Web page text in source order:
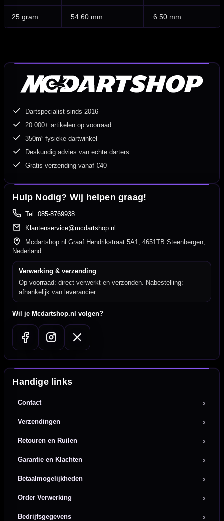
25 gram 54.60 mm 6.50 mm
Dartspecialist sinds 2016
20.000+ artikelen op voorraad
350m² fysieke dartwinkel
Deskundig advies van echte darters
Gratis verzending vanaf €40
Hulp Nodig? Wij helpen graag!
Tel: 085-8769938
Klantenservice@mcdartshop.nl
Mcdartshop.nl Graaf Hendrikstraat 5A1, 4651TB Steenbergen,
Nederland.
Verwerking & verzending
Op voorraad: direct verwerkt en verzonden. Nabestelling:
afhankelijk van leverancier.
Wil je Mcdartshop.nl volgen?
Handige links
Contact
Verzendingen
Retouren en Ruilen
Garantie en Klachten
Betaalmogelijkheden
Order Verwerking
Bedrijfsgegevens